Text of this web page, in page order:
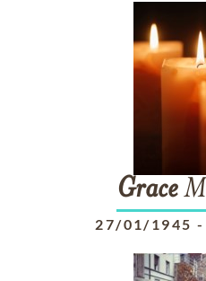
GraceM
27/01/1945 -